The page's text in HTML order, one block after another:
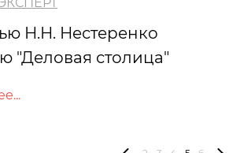
Н.Н. Нестеренко
"Деловая столица"